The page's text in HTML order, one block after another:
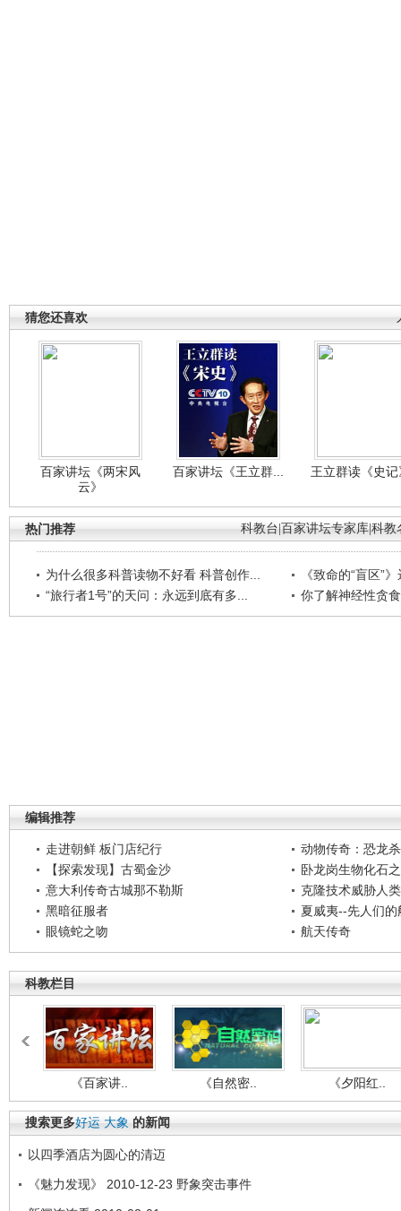
猜您还喜欢
百家讲坛《两宋风
云》
百家讲坛《王立群... 王立群读《史
科教台|百家讲坛专家库|科教
热门推荐
为什么很多科普读物不好看 科普创作...
《致命的“盲区”
“旅行者1号”的天问：永远到底有多...
你了解神经性贪
编辑推荐
走进朝鲜 板门店纪行
动物传奇：恐龙
【探索发现】古蜀金沙
卧龙岗生物化石
意大利传奇古城那不勒斯
克隆技术威胁人
黑暗征服者
夏威夷--先人们的
眼镜蛇之吻
航天传奇
科教栏目
《百家讲.. 《自然密.. 《夕阳红..
搜索更多好运 大象 的新闻
以四季酒店为圆心的清迈
《魅力发现》 2010-12-23 野象突击事件